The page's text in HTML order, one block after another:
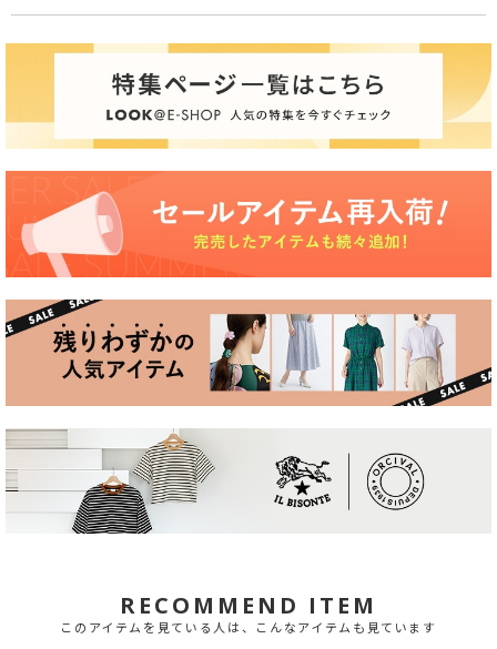
RECOMMEND ITEM
このアイテムを見ている人は、こんなアイテムも見ています